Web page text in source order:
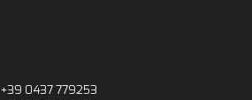
+39 0437 779253